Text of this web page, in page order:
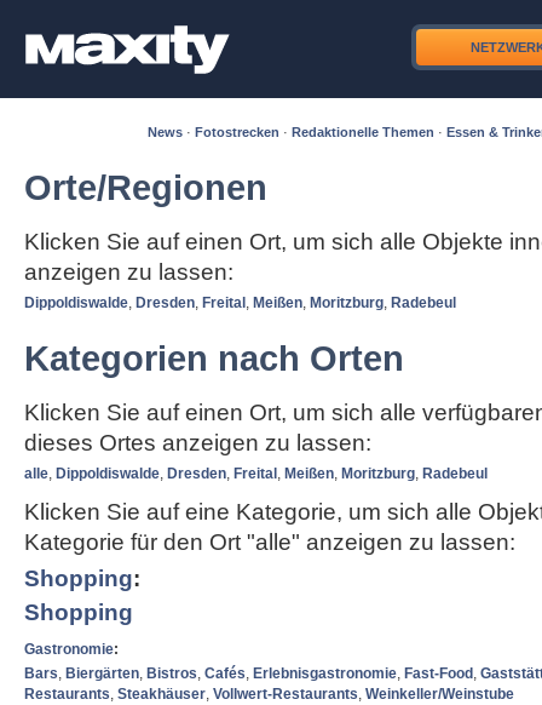
News · Fotostrecken · Redaktionelle Themen · Essen &
Orte/Regionen
Klicken Sie auf einen Ort, um sich alle Objekte
anzeigen zu lassen:
Dippoldiswalde, Dresden, Freital , Meißen, Moritzburg, Radebeul
Kategorien nach Orten
Klicken Sie auf einen Ort, um sich alle
dieses Ortes anzeigen zu lassen:
alle, Dippoldiswalde, Dresden, Freital , Meißen, Moritzburg, Radebeul
Klicken Sie auf eine Kategorie, um sich alle
Kategorie für den Ort "alle" anzeigen zu lassen:
Shopping:
Shopping
Gastronomie:
Bars, Biergärten, Bistros, Cafés, Erlebnisgastronomie, Fast-Food ,
Restaurants, Steakhäuser, Vollwert-Restaurants, Weinkeller/Weinstube